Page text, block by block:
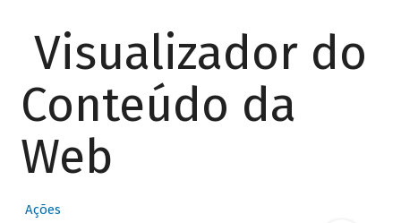
Visualizador do
Conteúdo da
Web
Ações